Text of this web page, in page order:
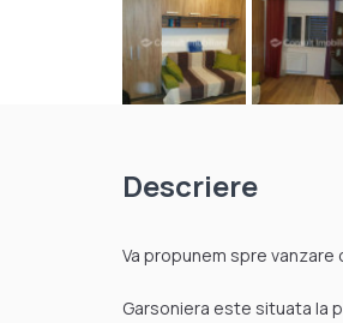
Descriere
Va propunem spre vanzare
Garsoniera este situata la